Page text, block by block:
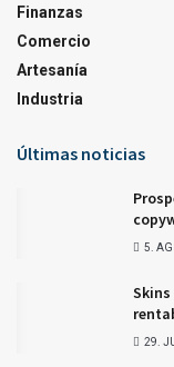
Finanzas
Comercio
Artesanía
Industria
Últimas noticias
5.
Skins
29.